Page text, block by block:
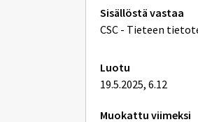
Tekniset
lisätiedot
Sisällöstä vastaa
CSC - Tieteen
Luotu
19.5.2025, 6.12
Muokattu viimeksi